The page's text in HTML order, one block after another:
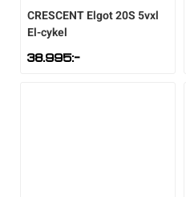
CRESCENTElgot 20S 5vxl
El-cykel
38.995:-